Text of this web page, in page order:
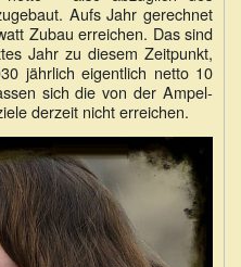
Aufs Jahr gerechnet
Zubau erreichen. Das sind
Jahr zu diesem Zeitpunkt,
jährlich eigentlich netto 10
sich die von der Ampel-
derzeit nicht erreichen.